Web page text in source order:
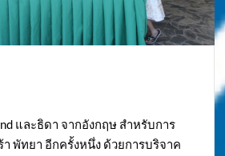
และธิดา จากอังกฤษ สำหรับการ
พัทยา อีกครั้งหนึ่ง ด้วยการบริจาค